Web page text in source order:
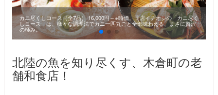
カニ尽くしコース（全7品） 16,000円～※時価。同店イチオシの「カニ尽く
しコース」は、様々な調理法でカニ一匹丸ごと全部味わえる、まさに贅沢
の極み。
北陸の魚を知り尽くす、木倉町の老
舗和食店！